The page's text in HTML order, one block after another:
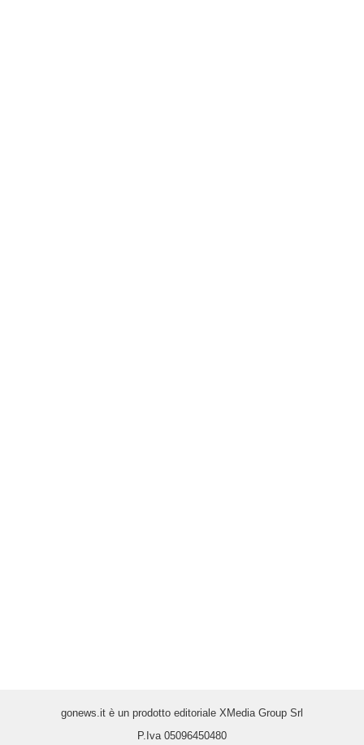
gonews.it è un prodotto editoriale XMedia Group Srl
P.Iva 05096450480